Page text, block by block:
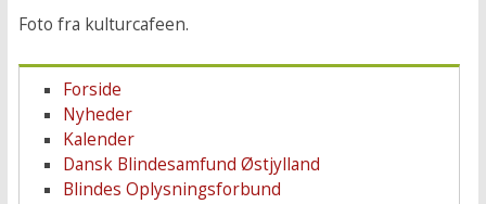
Foto fra kulturcafeen.
Forside
Nyheder
Kalender
Dansk Blindesamfund Østjylland
Blindes Oplysningsforbund